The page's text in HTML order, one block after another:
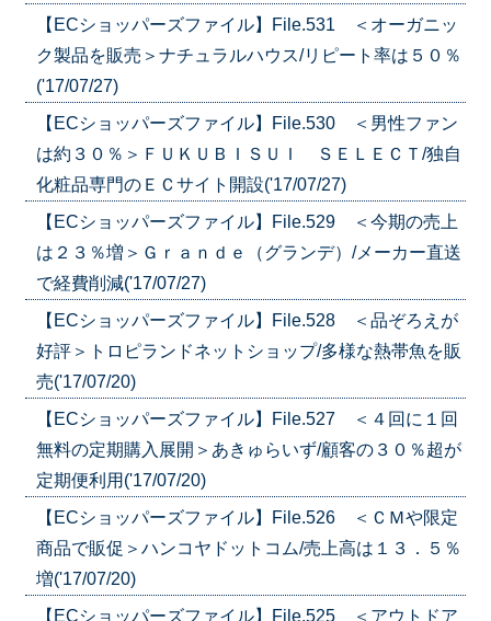
【ECショッパーズファイル】File.531 ＜オーガニッ
ク製品を販売＞ナチュラルハウス/リピート率は５０％
('17/07/27)
【ECショッパーズファイル】File.530 ＜男性ファン
は約３０％＞ＦＵＫＵＢＩＳＵＩ ＳＥＬＥＣＴ/独自
化粧品専門のＥＣサイト開設('17/07/27)
【ECショッパーズファイル】File.529 ＜今期の売上
は２３％増＞Ｇｒａｎｄｅ（グランデ）/メーカー直送
で経費削減('17/07/27)
【ECショッパーズファイル】File.528 ＜品ぞろえが
好評＞トロピランドネットショップ/多様な熱帯魚を販
売('17/07/20)
【ECショッパーズファイル】File.527 ＜４回に１回
無料の定期購入展開＞あきゅらいず/顧客の３０％超が
定期便利用('17/07/20)
【ECショッパーズファイル】File.526 ＜ＣＭや限定
商品で販促＞ハンコヤドットコム/売上高は１３．５％
増('17/07/20)
【ECショッパーズファイル】File.525 ＜アウトドア